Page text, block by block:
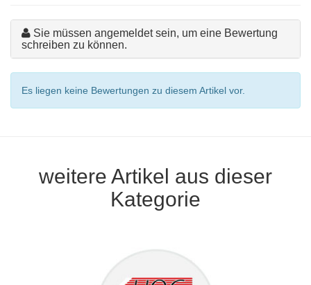
Sie müssen angemeldet sein, um eine Bewertung
schreiben zu können.
Es liegen keine Bewertungen zu diesem Artikel vor.
weitere Artikel aus dieser
Kategorie